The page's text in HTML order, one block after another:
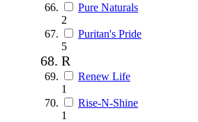
Pure Naturals
2
Puritan's Pride
5
R
Renew Life
1
Rise-N-Shine
1